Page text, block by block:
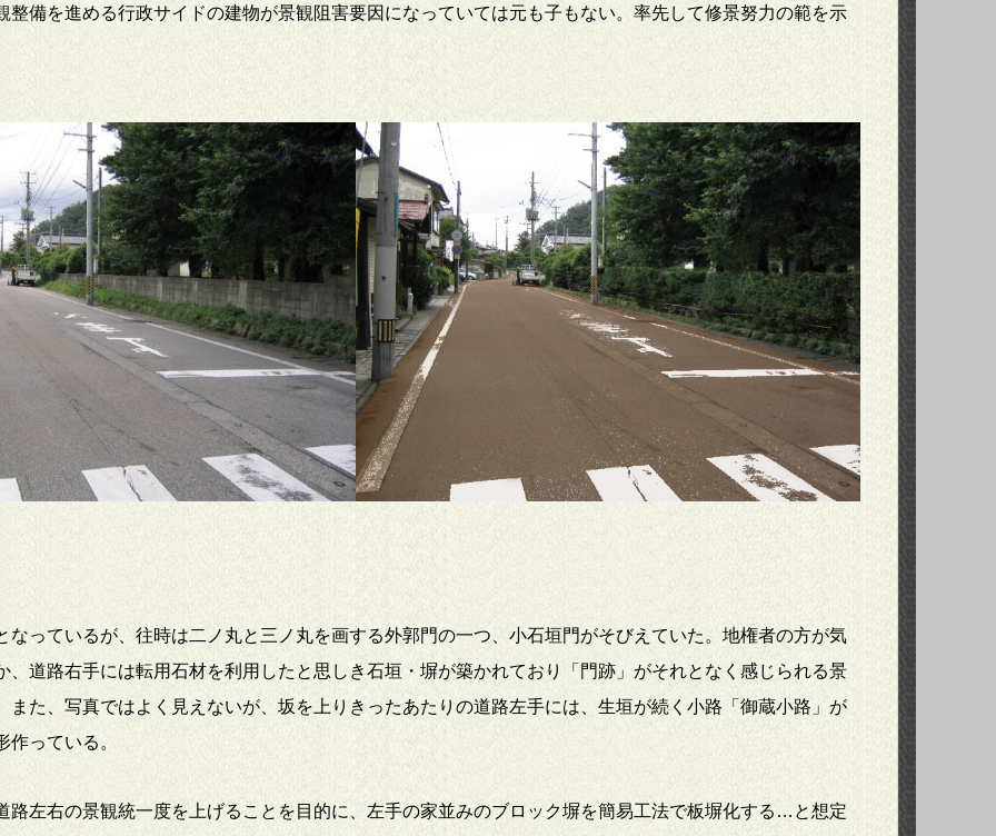
整備を進める行政サイドの建物が景観阻害要因になっていては元も子もない。率先して修景努力の範を示
なっているが、往時は二ノ丸と三ノ丸を画する外郭門の一つ、小石垣門がそびえていた。地権者の方が気
、道路右手には転用石材を利用したと思しき石垣・塀が築かれており「門跡」がそれとなく感じられる景
また、写真ではよく見えないが、坂を上りきったあたりの道路左手には、生垣が続く小路「御蔵小路」が
っている。
路左右の景観統一度を上げることを目的に、左手の家並みのブロック塀を簡易工法で板塀化する…と想定